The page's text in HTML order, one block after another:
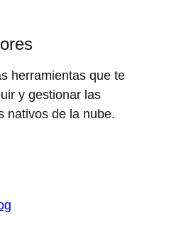
herramientas que te
y gestionar las
nativos de la nube.